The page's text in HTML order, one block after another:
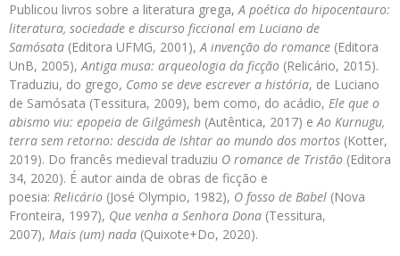
Publicou livros sobre a literatura grega,A poética do hipocentauro:
literatura, sociedade e discurso ficcional em Luciano de
Samósata (Editora UFMG, 2001),A invenção do romance (Editora
UnB, 2005),Antiga musa: arqueologia da ficção (Relicário, 2015).
Traduziu, do grego, Como se deve escrever a história, de Luciano
de Samósata (Tessitura, 2009), bem como, do acádio, Ele que o
abismo viu: epopeia de Gilgámesh (Autêntica, 2017) eAo Kurnugu,
terra sem retorno: descida de Ishtar ao mundo dos mortos (Kotter,
2019). Do francês medieval traduziu O romance de Tristão (Editora
34, 2020). É autor ainda de obras de ficção e
poesia: Relicário (José Olympio, 1982), O fosso de Babel (Nova
Fronteira, 1997), Que venha a Senhora Dona (Tessitura,
2007), Mais (um) nada (Quixote+Do, 2020).